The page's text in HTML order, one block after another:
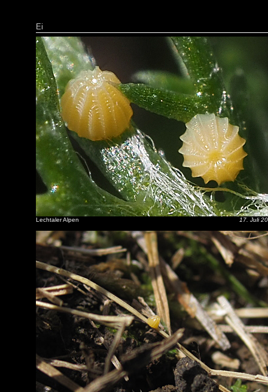
Ei
Lechtaler Alpen 17. Juli